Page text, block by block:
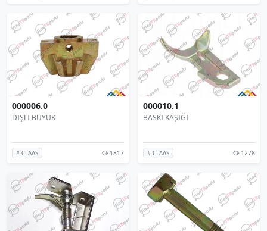
000006.0
DİŞLİ BÜYÜK
# CLAAS 1817
000010.1
BASKI KAŞIĞI
# CLAAS 1278